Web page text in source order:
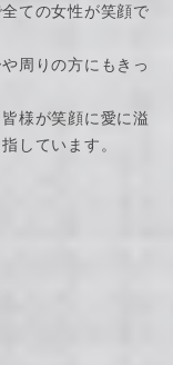
ての女性が笑顔で
周りの方にもきっ
様が笑顔に愛に溢
しています。